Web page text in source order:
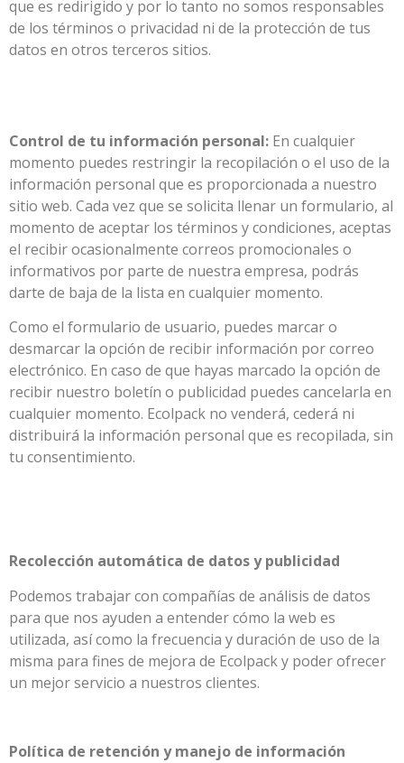
que es redirigido y por lo tanto no somos responsables
de los términos o privacidad ni de la protección de tus
datos en otros terceros sitios.
Control de tu información personal: En cualquier
momento puedes restringir la recopilación o el uso de la
información personal que es proporcionada a nuestro
sitio web. Cada vez que se solicita llenar un formulario, al
momento de aceptar los términos y condiciones, aceptas
el recibir ocasionalmente correos promocionales o
informativos por parte de nuestra empresa, podrás
darte de baja de la lista en cualquier momento.
Como el formulario de usuario, puedes marcar o
desmarcar la opción de recibir información por correo
electrónico. En caso de que hayas marcado la opción de
recibir nuestro boletín o publicidad puedes cancelarla en
cualquier momento. Ecolpack no venderá, cederá ni
distribuirá la información personal que es recopilada, sin
tu consentimiento.
Recolección automática de datos y publicidad
Podemos trabajar con compañías de análisis de datos
para que nos ayuden a entender cómo la web es
utilizada, así como la frecuencia y duración de uso de la
misma para fines de mejora de Ecolpack y poder ofrecer
un mejor servicio a nuestros clientes.
Política de retención y manejo de información